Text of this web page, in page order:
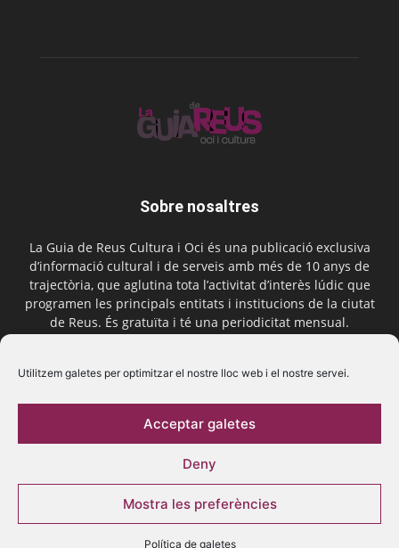
Utilitzem galetes per optimitzar el nostre lloc web i el nostre servei.
Acceptar galetes
Deny
Mostra les preferències
Política de galetes
Sobre nosaltres
La Guia de Reus Cultura i Oci és una publicació exclusiva
d’informació cultural i de serveis amb més de 10 anys de
trajectòria, que aglutina tota l’activitat d’interès lúdic que
programen les principals entitats i institucions de la ciutat
de Reus. És gratuïta i té una periodicitat mensual.
Segueix-nos